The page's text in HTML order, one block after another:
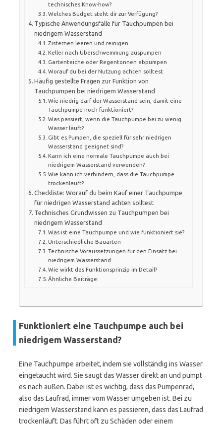
technisches Know-how?
Welches Budget steht dir zur Verfügung?
Typische Anwendungsfälle für Tauchpumpen bei
niedrigem Wasserstand
Zisternen leeren und reinigen
Keller nach Überschwemmung auspumpen
Gartenteiche oder Regentonnen abpumpen
Worauf du bei der Nutzung achten solltest
Häufig gestellte Fragen zur Funktion von
Tauchpumpen bei niedrigem Wasserstand
Wie niedrig darf der Wasserstand sein, damit eine
Tauchpumpe noch funktioniert?
Was passiert, wenn die Tauchpumpe bei zu wenig
Wasser läuft?
Gibt es Pumpen, die speziell für sehr niedrigen
Wasserstand geeignet sind?
Kann ich eine normale Tauchpumpe auch bei
niedrigem Wasserstand verwenden?
Wie kann ich verhindern, dass die Tauchpumpe
trockenläuft?
Checkliste: Worauf du beim Kauf einer Tauchpumpe
für niedrigen Wasserstand achten solltest
Technisches Grundwissen zu Tauchpumpen bei
niedrigem Wasserstand
Was ist eine Tauchpumpe und wie funktioniert sie?
Unterschiedliche Bauarten
Technische Voraussetzungen für den Einsatz bei
niedrigem Wasserstand
Wie wirkt das Funktionsprinzip im Detail?
Ähnliche Beiträge:
Funktioniert eine Tauchpumpe auch bei
niedrigem Wasserstand?
Eine Tauchpumpe arbeitet, indem sie vollständig ins Wasser
eingetaucht wird. Sie saugt das Wasser direkt an und pumpt
es nach außen. Dabei ist es wichtig, dass das Pumpenrad,
also das Laufrad, immer vom Wasser umgeben ist. Bei zu
niedrigem Wasserstand kann es passieren, dass das Laufrad
trockenläuft. Das führt oft zu Schäden oder einem